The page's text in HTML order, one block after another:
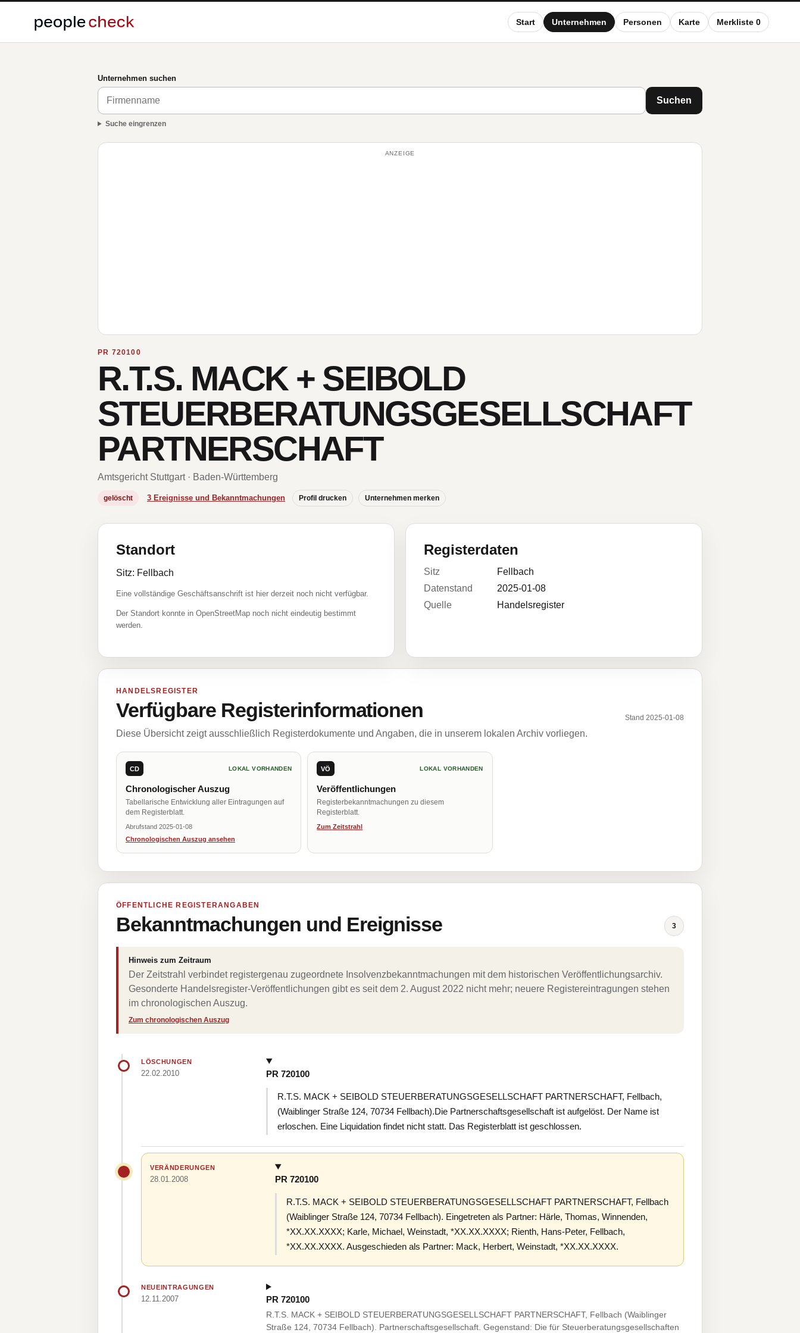
Start Unternehmen Personen Karte Merkliste 0
Unternehmen suchen
Suchen
Suche eingrenzen
ANZEIGE
PR 720100
R.T.S. MACK + SEIBOLD
STEUERBERATUNGSGESELLSCHAFT
PARTNERSCHAFT
Amtsgericht Stuttgart · Baden-Württemberg
gelöscht 3 Ereignisse und Bekanntmachungen Profil drucken Unternehmen merken
Standort
Sitz: Fellbach
Eine vollständige Geschäftsanschrift ist hier derzeit noch nicht verfügbar.
Der Standort konnte in OpenStreetMap noch nicht eindeutig bestimmt
werden.
Registerdaten
Sitz
Fellbach
Datenstand
2025-01-08
Quelle
Handelsregister
HANDELSREGISTER
Verfügbare Registerinformationen Stand 2025-01-08
Diese Übersicht zeigt ausschließlich Registerdokumente und Angaben, die in unserem lokalen Archiv vorliegen.
CD LOKAL VORHANDEN
Chronologischer Auszug
Tabellarische Entwicklung aller Eintragungen auf
dem Registerblatt.
Abrufstand 2025-01-08
Chronologischen Auszug ansehen
VÖ LOKAL VORHANDEN
Veröffentlichungen
Registerbekanntmachungen zu diesem
Registerblatt.
Zum Zeitstrahl
ÖFFENTLICHE REGISTERANGABEN
Bekanntmachungen und Ereignisse 3
Hinweis zum Zeitraum
Der Zeitstrahl verbindet registergenau zugeordnete Insolvenzbekanntmachungen mit dem historischen Veröffentlichungsarchiv.
Gesonderte Handelsregister-Veröffentlichungen gibt es seit dem 2. August 2022 nicht mehr; neuere Registereintragungen stehen
im chronologischen Auszug.
Zum chronologischen Auszug
LÖSCHUNGEN
22.02.2010 PR 720100
R.T.S. MACK + SEIBOLD STEUERBERATUNGSGESELLSCHAFT PARTNERSCHAFT, Fellbach,
(Waiblinger Straße 124, 70734 Fellbach).Die Partnerschaftsgesellschaft ist aufgelöst. Der Name ist
erloschen. Eine Liquidation findet nicht statt. Das Registerblatt ist geschlossen.
VERÄNDERUNGEN
28.01.2008 PR 720100
R.T.S. MACK + SEIBOLD STEUERBERATUNGSGESELLSCHAFT PARTNERSCHAFT, Fellbach
(Waiblinger Straße 124, 70734 Fellbach). Eingetreten als Partner: Härle, Thomas, Winnenden,
*XX.XX.XXXX; Karle, Michael, Weinstadt, *XX.XX.XXXX; Rienth, Hans-Peter, Fellbach,
*XX.XX.XXXX. Ausgeschieden als Partner: Mack, Herbert, Weinstadt, *XX.XX.XXXX.
NEUEINTRAGUNGEN
12.11.2007 PR 720100
R.T.S. MACK + SEIBOLD STEUERBERATUNGSGESELLSCHAFT PARTNERSCHAFT, Fellbach (Waiblinger
Straße 124, 70734 Fellbach). Partnerschaftsgesellschaft. Gegenstand: Die für Steuerberatungsgesellschaften